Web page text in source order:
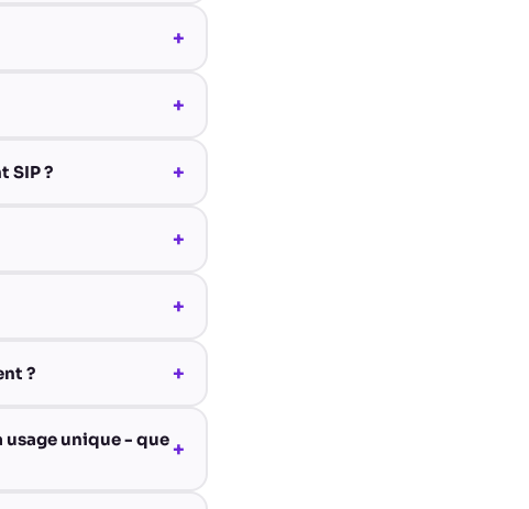
+
+
SIP ? +
+
+
? +
unique - que+